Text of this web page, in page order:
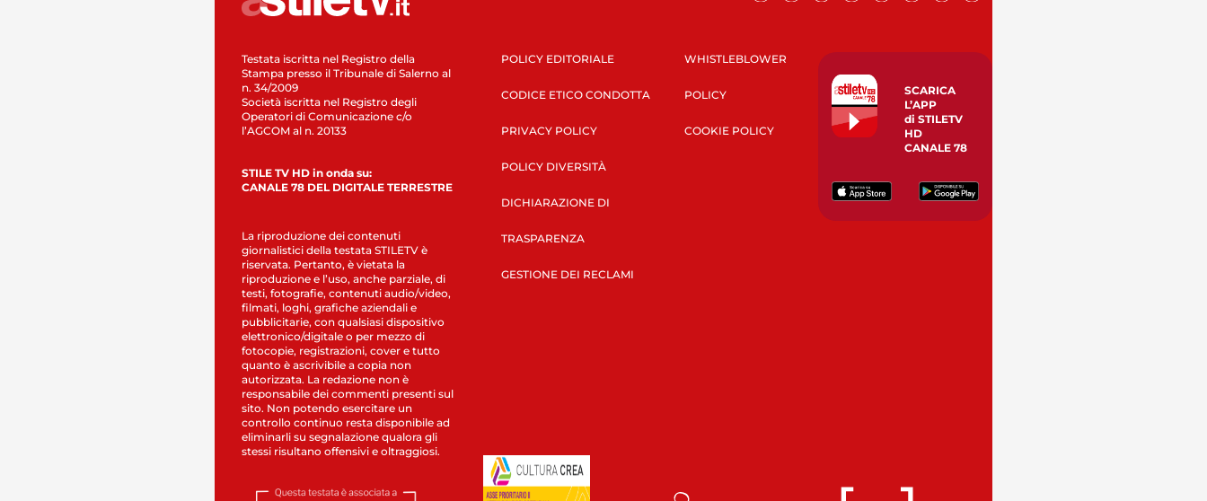
Testata iscritta nel Registro della
Stampa presso il Tribunale di Salerno al
n. 34/2009
Società iscritta nel Registro degli
Operatori di Comunicazione c/o
l’AGCOM al n. 20133
STILE TV HD in onda su:
CANALE 78 DEL DIGITALE TERRESTRE
La riproduzione dei contenuti
giornalistici della testata STILETV è
riservata. Pertanto, è vietata la
riproduzione e l’uso, anche parziale, di
testi, fotografie, contenuti audio/video,
filmati, loghi, grafiche aziendali e
pubblicitarie, con qualsiasi dispositivo
elettronico/digitale o per mezzo di
fotocopie, registrazioni, cover e tutto
quanto è ascrivibile a copia non
autorizzata. La redazione non è
responsabile dei commenti presenti sul
sito. Non potendo esercitare un
controllo continuo resta disponibile ad
eliminarli su segnalazione qualora gli
stessi risultano offensivi e oltraggiosi.
POLICY EDITORIALE
CODICE ETICO CONDOTTA
PRIVACY POLICY
POLICY DIVERSITÀ
DICHIARAZIONE DI
TRASPARENZA
GESTIONE DEI RECLAMI
WHISTLEBLOWER
POLICY
COOKIE POLICY
SCARICA
L’APP
di STILETV
HD
CANALE 78